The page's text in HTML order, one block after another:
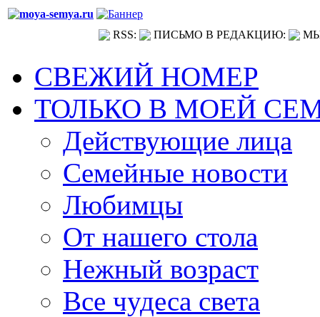
RSS: ПИСЬМО В РЕДАКЦИЮ:
СВЕЖИЙ НОМЕР
ТОЛЬКО В МОЕЙ
Действующие лица
Семейные новости
Любимцы
От нашего стола
Нежный возраст
Все чудеса света